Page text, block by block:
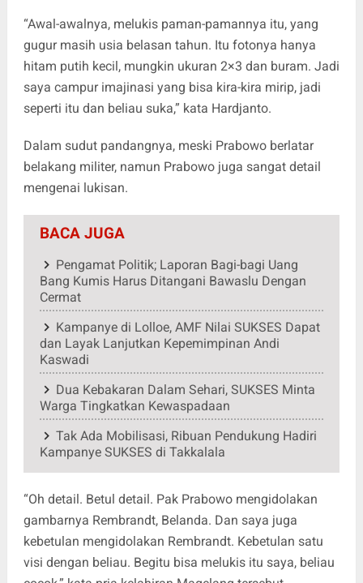
“Awal-awalnya, melukis paman-pamannya itu, yang
gugur masih usia belasan tahun. Itu fotonya hanya
hitam putih kecil, mungkin ukuran 2×3 dan buram. Jadi
saya campur imajinasi yang bisa kira-kira mirip, jadi
seperti itu dan beliau suka,” kata Hardjanto.
Dalam sudut pandangnya, meski Prabowo berlatar
belakang militer, namun Prabowo juga sangat detail
mengenai lukisan.
BACA JUGA
Pengamat Politik; Laporan Bagi-bagi Uang
Bang Kumis Harus Ditangani Bawaslu Dengan
Cermat
Kampanye di Lolloe, AMF Nilai SUKSES Dapat
dan Layak Lanjutkan Kepemimpinan Andi
Kaswadi
Dua Kebakaran Dalam Sehari, SUKSES Minta
Warga Tingkatkan Kewaspadaan
Tak Ada Mobilisasi, Ribuan Pendukung Hadiri
Kampanye SUKSES di Takkalala
“Oh detail. Betul detail. Pak Prabowo mengidolakan
gambarnya Rembrandt, Belanda. Dan saya juga
kebetulan mengidolakan Rembrandt. Kebetulan satu
visi dengan beliau. Begitu bisa melukis itu saya, beliau